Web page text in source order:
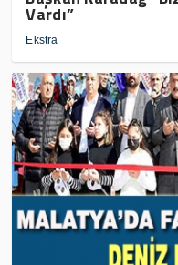
Vardı”
Ekstra